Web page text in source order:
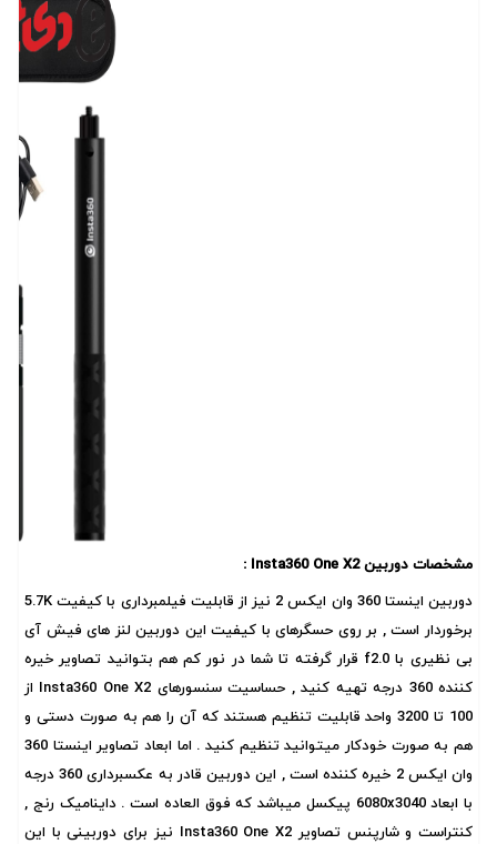
مشخصات دوربین Insta360 One X2 :
دوربین اینستا 360 وان ایکس 2 نیز از قابلیت فیلمبرداری با کیفیت 5.7K
برخوردار است , بر روی حسگرهای با کیفیت این دوربین لنز های فیش آی
بی نظیری با f2.0 قرار گرفته تا شما در نور کم هم بتوانید تصاویر خیره
کننده 360 درجه تهیه کنید , حساسیت سنسورهای Insta360 One X2 از
100 تا 3200 واحد قابلیت تنظیم هستند که آن را هم به صورت دستی و
هم به صورت خودکار میتوانید تنظیم کنید . اما ابعاد تصاویر اینستا 360
وان ایکس 2 خیره کننده است , این دوربین قادر به عکسبرداری 360 درجه
با ابعاد 6080x3040 پیکسل میباشد که فوق العاده است . داینامیک رنج ,
کنتراست و شارپنس تصاویر Insta360 One X2 نیز برای دوربینی با این